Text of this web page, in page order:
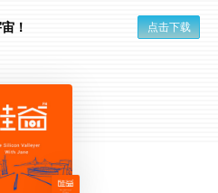
！ 点击下载